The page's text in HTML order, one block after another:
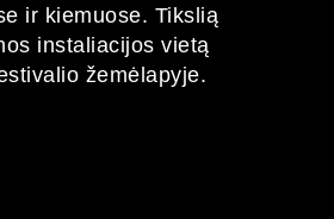
ir kiemuose. Tikslią
instaliacijos vietą
žemėlapyje.